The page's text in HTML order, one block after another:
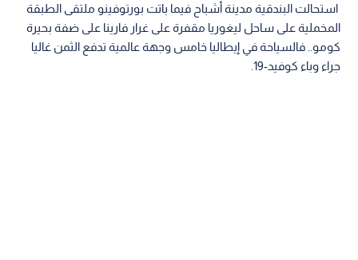
استحالت البندقية مدينة أشباح فيما باتت بورتوفينو ملتقى الطبقة
المخملية على ساحل ليغوريا مقفرة على غرار فارينا على ضفة بحيرة
كومو.. فالسياحة في إيطاليا خامس وجهة عالمية تدفع الثمن غاليا
جراء وباء كوفيد-19.